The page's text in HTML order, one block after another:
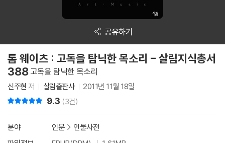
공유하기
톰 웨이츠 : 고독을 탐닉한 목소리 - 살림지식총서
388 고독을 탐닉한 목소리
신주현 저 살림출판사 2011년 11월 18일
9.3 (3건)
분야 인문 > 인물사전